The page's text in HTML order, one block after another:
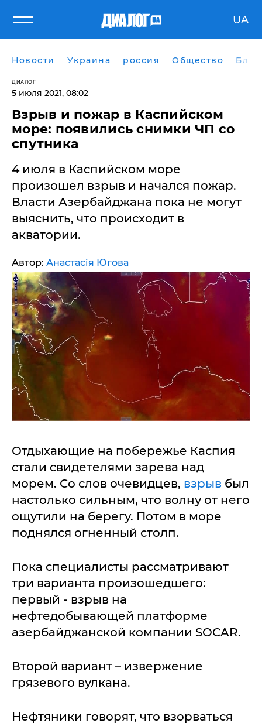
UA
Новости Украина россия Общество
ДИАЛОГ
5 июля 2021, 08:02
Взрыв и пожар в Каспийском
море: появились снимки ЧП со
спутника
4 июля в Каспийском море
произошел взрыв и начался пожар.
Власти Азербайджана пока не могут
выяснить, что происходит в
акватории.
Автор: Анастасія Югова
Отдыхающие на побережье Каспия
стали свидетелями зарева над
морем. Со слов очевидцев, взрыв был
настолько сильным, что волну от него
ощутили на берегу. Потом в море
поднялся огненный столп.
Пока специалисты рассматривают
три варианта произошедшего:
первый - взрыв на
нефтедобывающей платформе
азербайджанской компании SOCAR.
Второй вариант – извержение
грязевого вулкана.
Нефтяники говорят, что взорваться